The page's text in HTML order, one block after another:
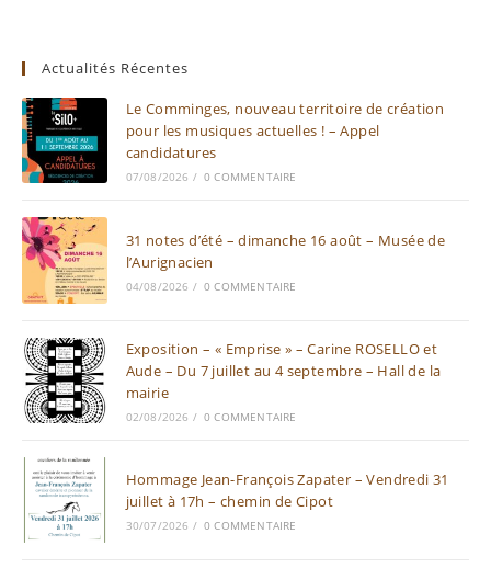
Actualités Récentes
Le Comminges, nouveau territoire de création
pour les musiques actuelles ! – Appel
candidatures
07/08/2026 / 0 COMMENTAIRE
31 notes d’été – dimanche 16 août – Musée de
l’Aurignacien
04/08/2026 / 0 COMMENTAIRE
Exposition – « Emprise » – Carine ROSELLO et
Aude – Du 7 juillet au 4 septembre – Hall de la
mairie
02/08/2026 / 0 COMMENTAIRE
Hommage Jean-François Zapater – Vendredi 31
juillet à 17h – chemin de Cipot
30/07/2026 / 0 COMMENTAIRE